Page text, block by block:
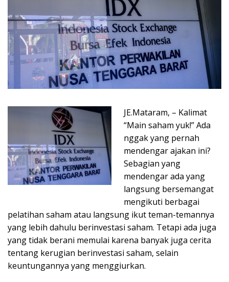
JE.Mataram, – Kalimat
“Main saham yuk!” Ada
nggak yang pernah
mendengar ajakan ini?
Sebagian yang
mendengar ada yang
langsung bersemangat
mengikuti berbagai
pelatihan saham atau langsung ikut teman-temannya
yang lebih dahulu berinvestasi saham. Tetapi ada juga
yang tidak berani memulai karena banyak juga cerita
tentang kerugian berinvestasi saham, selain
keuntungannya yang menggiurkan.